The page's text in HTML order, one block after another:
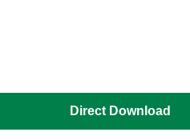
Direct Download